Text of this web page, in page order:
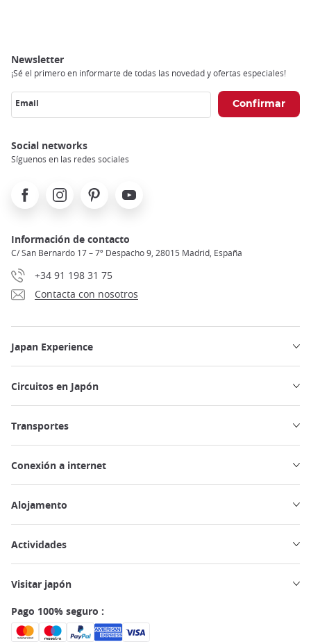
Newsletter
¡Sé el primero en informarte de todas las novedad y ofertas especiales!
Email
Social networks
Síguenos en las redes sociales
FacebookInstagramPinterest Youtube
Información de contacto
C/ San Bernardo 17 – 7º Despacho 9, 28015 Madrid, España
+34 91 198 31 75
Contacta con nosotros
Japan Experience
Circuitos en Japón
Transportes
Conexión a internet
Alojamento
Actividades
Visitar japón
Pago 100% seguro :